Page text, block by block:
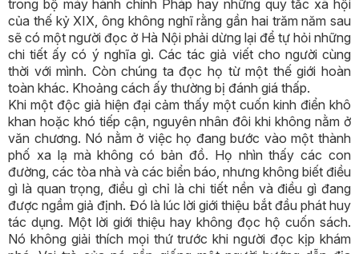
trong bộ máy hành chính Pháp hay những quy tắc xã hội
của thế kỷ XIX, ông không nghĩ rằng gần hai trăm năm sau
sẽ có một người đọc ở Hà Nội phải dừng lại để tự hỏi những
chi tiết ấy có ý nghĩa gì. Các tác giả viết cho người cùng
thời với mình. Còn chúng ta đọc họ từ một thế giới hoàn
toàn khác. Khoảng cách ấy thường bị đánh giá thấp.
Khi một độc giả hiện đại cảm thấy một cuốn kinh điển khô
khan hoặc khó tiếp cận, nguyên nhân đôi khi không nằm ở
văn chương. Nó nằm ở việc họ đang bước vào một thành
phố xa lạ mà không có bản đồ. Họ nhìn thấy các con
đường, các tòa nhà và các biển báo, nhưng không biết điều
gì là quan trọng, điều gì chỉ là chi tiết nền và điều gì đang
được ngầm giả định. Đó là lúc lời giới thiệu bắt đầu phát huy
tác dụng. Một lời giới thiệu hay không đọc hộ cuốn sách.
Nó không giải thích mọi thứ trước khi người đọc kịp khám